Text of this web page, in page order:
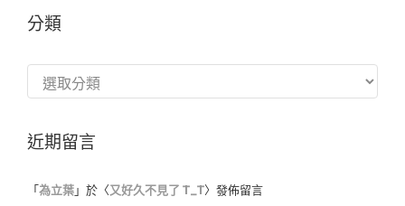
分類
近期留言
「 為立葉 」於〈又好久不見了 T_T〉發佈留言